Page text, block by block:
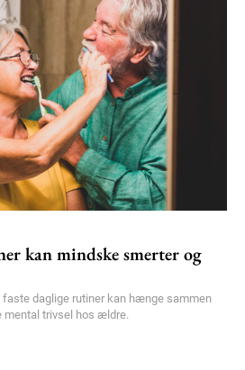
kan mindske smerter og
faste daglige rutiner kan hænge sammen
mental trivsel hos ældre.